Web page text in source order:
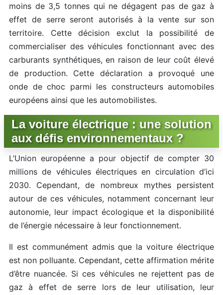
moins de 3,5 tonnes qui ne dégagent pas de gaz à
effet de serre seront autorisés à la vente sur son
territoire. Cette décision exclut la possibilité de
commercialiser des véhicules fonctionnant avec des
carburants synthétiques, en raison de leur coût élevé
de production. Cette déclaration a provoqué une
onde de choc parmi les constructeurs automobiles
européens ainsi que les automobilistes.
La voiture électrique : une solution
aux défis environnementaux ?
L’Union européenne a pour objectif de compter 30
millions de véhicules électriques en circulation d’ici
2030. Cependant, de nombreux mythes persistent
autour de ces véhicules, notamment concernant leur
autonomie, leur impact écologique et la disponibilité
de l’énergie nécessaire à leur fonctionnement.
Il est communément admis que la voiture électrique
est non polluante. Cependant, cette affirmation mérite
d’être nuancée. Si ces véhicules ne rejettent pas de
gaz à effet de serre lors de leur utilisation, leur